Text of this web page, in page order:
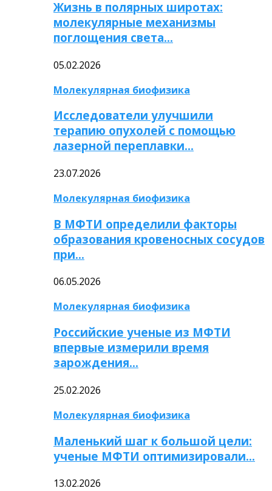
Жизнь в полярных широтах:
молекулярные механизмы
поглощения света…
05.02.2026
Молекулярная биофизика
Исследователи улучшили
терапию опухолей с помощью
лазерной переплавки…
23.07.2026
Молекулярная биофизика
В МФТИ определили факторы
образования кровеносных сосудов
при…
06.05.2026
Молекулярная биофизика
Российские ученые из МФТИ
впервые измерили время
зарождения…
25.02.2026
Молекулярная биофизика
Маленький шаг к большой цели:
ученые МФТИ оптимизировали…
13.02.2026